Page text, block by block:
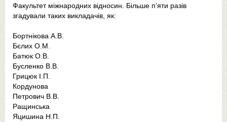
Факультет міжнародних відносин. Більше п’яти разів
згадували таких викладачів, як:
Бортнікова А.В.
Бєлих О.М.
Батюк О.В.
Бусленко В.В.
Грицюк І.П.
Кордунова
Петрович В.В.
Ращинська
Яцишина Н.П.